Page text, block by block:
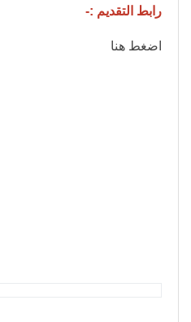
رابط التقديم :-
اضغط هنا